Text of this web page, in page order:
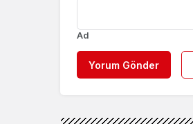
Ad
Yorum Gönder